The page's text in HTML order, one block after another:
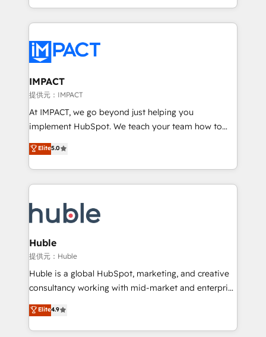
HubSpot portals 2️⃣ Scale Up | 100% HubSpot Task
Execution... Global 24/7 ... All Experts 3️⃣ Integrate |
Slash months from your API Integration project... ⬅️
Click "Contact Business" ⬅️ to access 150+ Kickstart
Integration templates that put HubSpot in the center
of your tech stack, syncing... 🛍️ Shopify or
WooCommerce 💲 Stripe or Paypal 💰 Sage or
Netsuite 🤖 Google or Microsoft ✍️ DocuSign or
the rare Advanced "Custom Integrations"
Accreditation, securely sync data across... 🔄 any
new HubSpot portal with Advanced Website and
CRM Migrations using our in-house "HubScrub" Tool.
IMPACT
提供元：IMPACT
At IMPACT, we go beyond just helping you
implement HubSpot. We teach your team how to
master it. As the creators of the Endless Customers
System™ (the next evolution of They Ask, You
Answer), we’re the only HubSpot partner built
entirely around coaching and training. That means
skills, processes, and internal team you need to
attract the right buyers, close deals faster, and grow
without outside dependencies. You’ll learn how to: •
Set up, audit, and organize your HubSpot portal •
Get your sales team fully using HubSpot • Track
pipeline and revenue across the entire buyer journey
growth • Create content and videos that attract
buyers • Use AI to scale smarter Our coaching-led
Elite5.0
Huble
提供元：Huble
Huble is a global HubSpot, marketing, and creative
consultancy working with mid-market and enterprise
businesses. We go beyond implementation, shaping
the strategy, processes, and teams that turn
HubSpot into a genuine growth engine. Named
Elite4.9